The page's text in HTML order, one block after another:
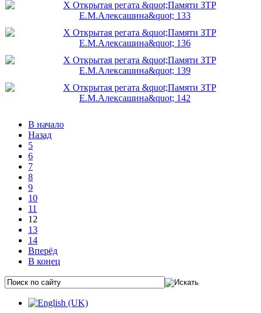
В начало
Назад
5
6
7
8
9
10
11
12
13
14
Вперёд
В конец